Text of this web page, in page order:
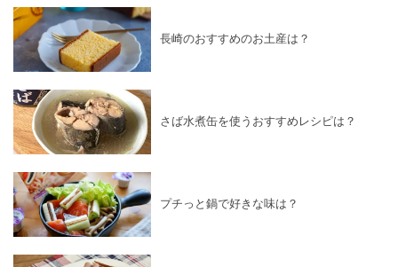
長崎のおすすめのお土産は？
さば水煮缶を使うおすすめレシピは？
プチっと鍋で好きな味は？